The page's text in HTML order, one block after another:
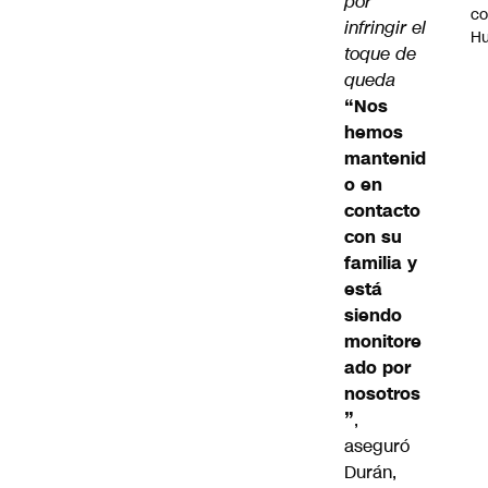
infringir el
toque de
queda
“Nos
hemos
mantenid
o en
contacto
con su
familia y
está
siendo
monitore
ado por
nosotros
”,
aseguró
Durán,